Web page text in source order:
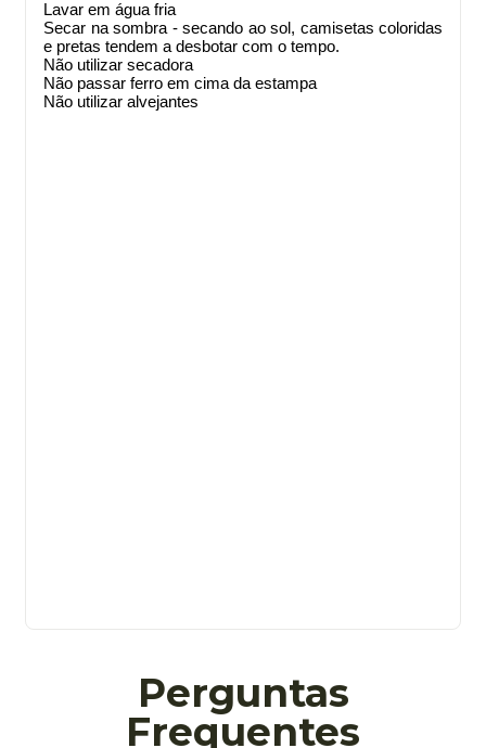
Lavar em água fria
Secar na sombra - secando ao sol, camisetas coloridas
e pretas tendem a desbotar com o tempo.
Não utilizar secadora
Não passar ferro em cima da estampa
Não utilizar alvejantes
Perguntas
Frequentes